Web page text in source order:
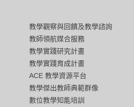
教學觀察與回饋及教學諮詢
教師領航媒合服務
教學實踐研究計畫
教學實踐育成計畫
ACE 教學資源平台
教學傑出教師典範群像
數位教學知能培訓